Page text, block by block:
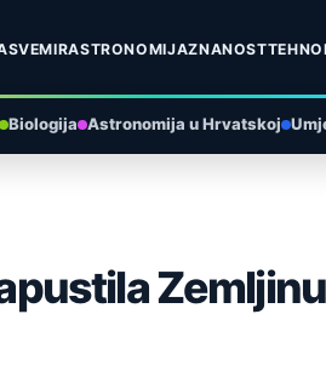
SVEMIRASTRONOMIJAZNANOST
Biologija Astronomija u Hrvatskoj